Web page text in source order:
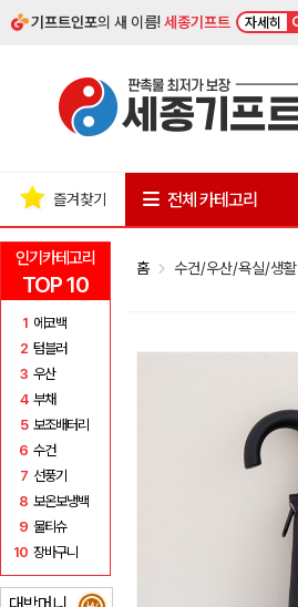
기프트인포의 새 이름!세종기프트 자세히
인기카테고리
TOP 10
1 에코백
2 텀블러
3 우산
4 부채
5 보조배터리
6 수건
7 선풍기
8 보온보냉백
9 물티슈
10 장바구니
즐겨찾기 전체 카테고리
홈 수건/우산/욕실/생활